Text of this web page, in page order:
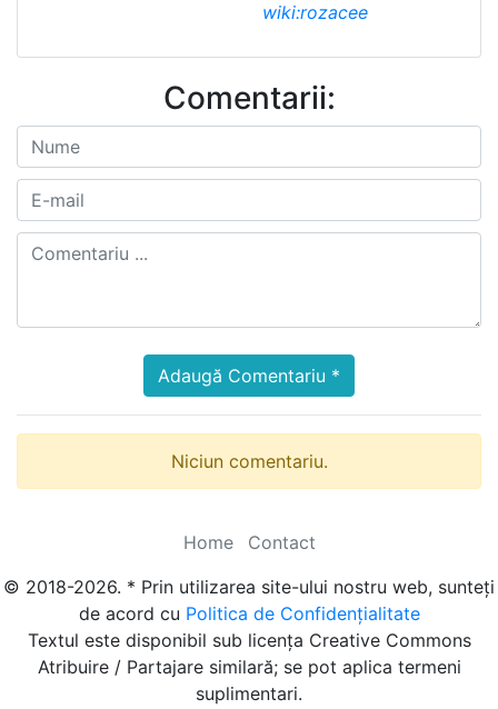
wiki:rozacee
Comentarii:
Adaugă Comentariu *
Niciun comentariu.
Home
Contact
© 2018-2026. * Prin utilizarea site-ului nostru web, sunteți
de acord cu Politica de Confidențialitate
Textul este disponibil sub licența Creative Commons
Atribuire / Partajare similară; se pot aplica termeni
suplimentari.